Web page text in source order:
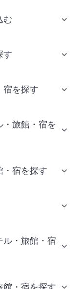
む
す
宿を探す
旅館・宿を
・宿を探す
ル・旅館・宿
館・宿を探す